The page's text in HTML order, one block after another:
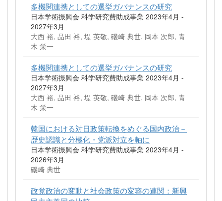
多機関連携としての選挙ガバナンスの研究
日本学術振興会 科学研究費助成事業 2023年4月 -
2027年3月
大西 裕, 品田 裕, 堤 英敬, 磯崎 典世, 岡本 次郎, 青
木 栄一
多機関連携としての選挙ガバナンスの研究
日本学術振興会 科学研究費助成事業 2023年4月 -
2027年3月
大西 裕, 品田 裕, 堤 英敬, 磯崎 典世, 岡本 次郎, 青
木 栄一
韓国における対日政策転換をめぐる国内政治－
歴史認識と分極化・党派対立を軸に
日本学術振興会 科学研究費助成事業 2023年4月 -
2026年3月
磯崎 典世
政党政治の変動と社会政策の変容の連関：新興